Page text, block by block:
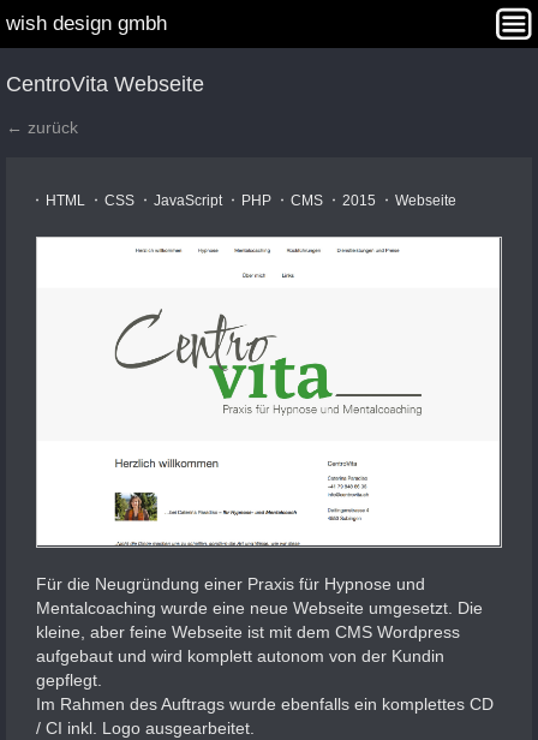
wish design gmbh
Interaction Design
CentroVita Webseite
← zurück
HTML CSS JavaScript PHP CMS 2015 Webseite
Für die Neugründung einer Praxis für Hypnose und
Mentalcoaching wurde eine neue Webseite umgesetzt. Die
kleine, aber feine Webseite ist mit dem CMS Wordpress
aufgebaut und wird komplett autonom von der Kundin
gepflegt.
Im Rahmen des Auftrags wurde ebenfalls ein komplettes CD
/ CI inkl. Logo ausgearbeitet.